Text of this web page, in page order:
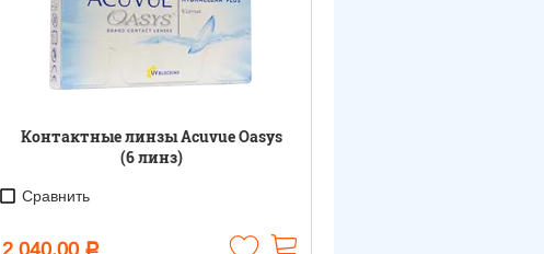
Контактные линзы Acuvue Oasys
(6 линз)
Сравнить
2 040.00 Р